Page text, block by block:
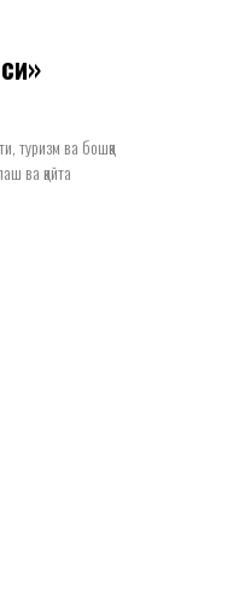
туризм ва бошқа
ва қайта